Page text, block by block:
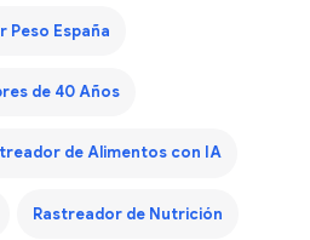
Peso España
de 40 Años
de Alimentos con IA
Rastreador de Nutrición